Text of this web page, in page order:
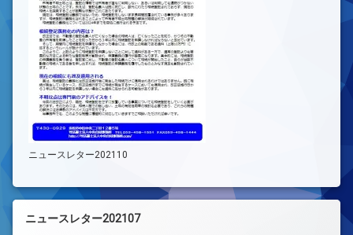
ニュースレター202110
ニュースレター202107